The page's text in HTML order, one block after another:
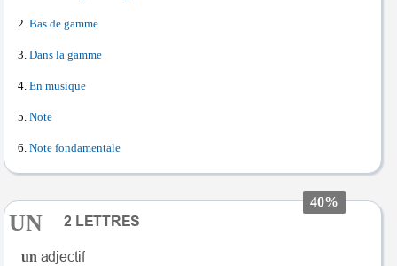
Bas de gamme
Dans la gamme
En musique
Note
Note fondamentale
40%
UN
un